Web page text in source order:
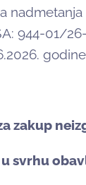
944-01/
zakup
u svrhu